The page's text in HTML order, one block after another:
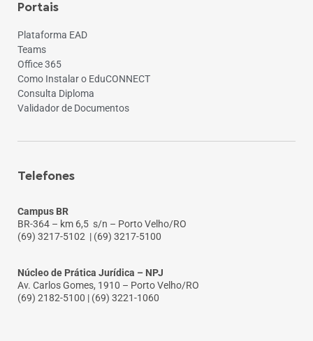
Portais
Plataforma EAD
Teams
Office 365
Como Instalar o EduCONNECT
Consulta Diploma
Validador de Documentos
Telefones
Campus BR
BR-364 – km 6,5 s/n – Porto Velho/RO
(69) 3217-5102 | (69) 3217-5100
Núcleo de Prática Jurídica – NPJ
Av. Carlos Gomes, 1910 – Porto Velho/RO
(69) 2182-5100 | (69) 3221-1060